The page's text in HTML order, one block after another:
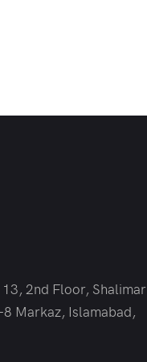
2nd Floor, Shalimar
Markaz, Islamabad,